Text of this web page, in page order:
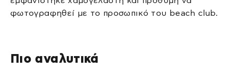
φωτογραφηθεί με το προσωπικό του beach club.
Πιο αναλυτικά